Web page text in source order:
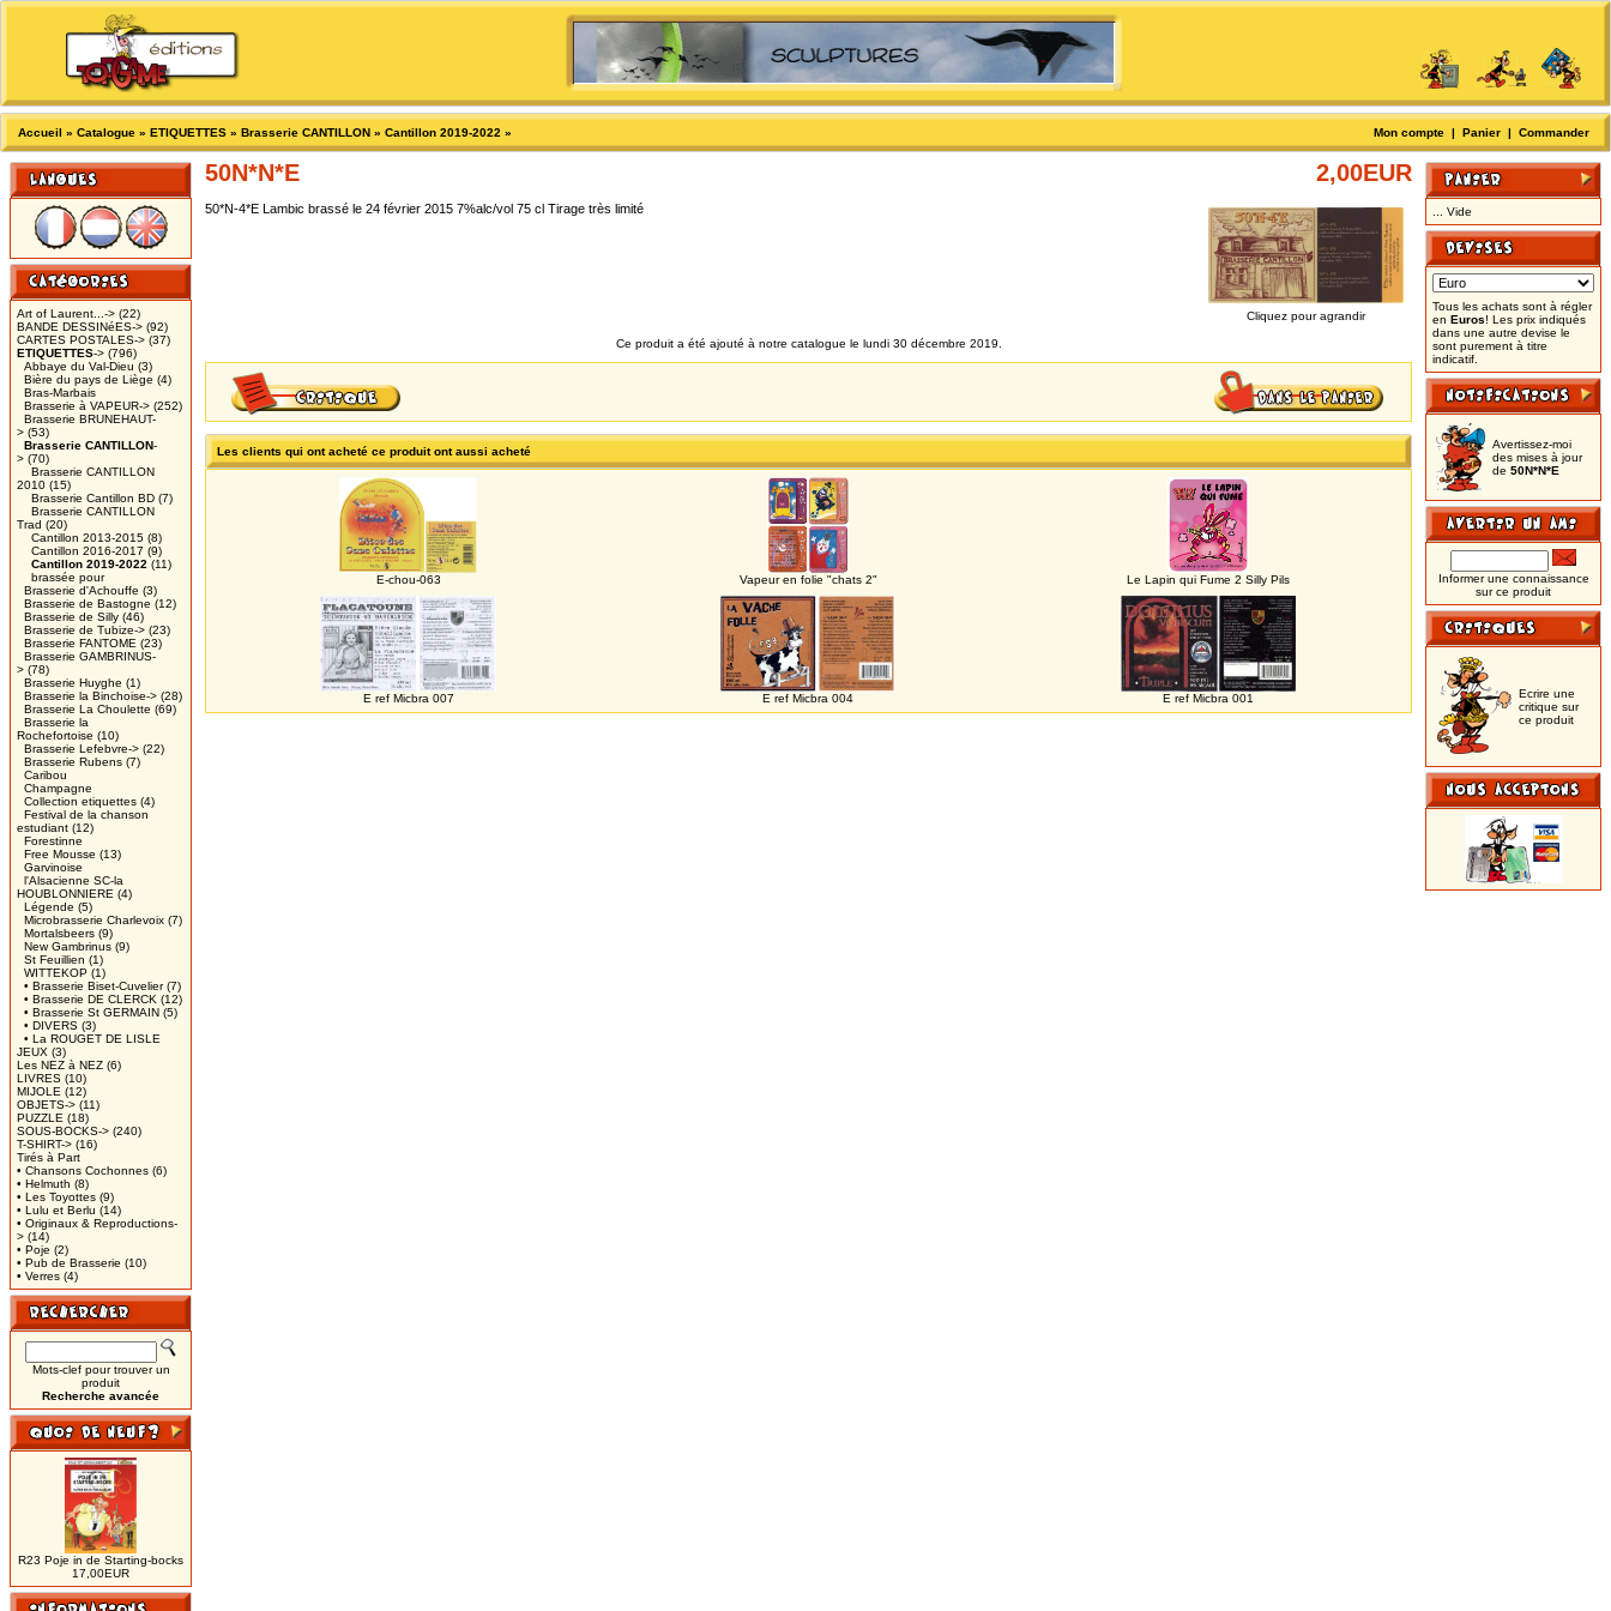
Accueil » Catalogue » ETIQUETTES » Brasserie CANTILLON » Cantillon 2019-2022 » Mon compte | Panier | Commander
Art of Laurent...-> (22)
BANDE DESSINéES-> (92)
CARTES POSTALES-> (37)
ETIQUETTES-> (796)
Abbaye du Val-Dieu (3)
Bière du pays de Liège (4)
Bras-Marbais
Brasserie à VAPEUR-> (252)
Brasserie BRUNEHAUT-
> (53)
Brasserie CANTILLON-
> (70)
Brasserie CANTILLON
2010 (15)
Brasserie Cantillon BD (7)
Brasserie CANTILLON
Trad (20)
Cantillon 2013-2015 (8)
Cantillon 2016-2017 (9)
Cantillon 2019-2022 (11)
brassée pour
Brasserie d'Achouffe (3)
Brasserie de Bastogne (12)
Brasserie de Silly (46)
Brasserie de Tubize-> (23)
Brasserie FANTOME (23)
Brasserie GAMBRINUS-
> (78)
Brasserie Huyghe (1)
Brasserie la Binchoise-> (28)
Brasserie La Choulette (69)
Brasserie la
Rochefortoise (10)
Brasserie Lefebvre-> (22)
Brasserie Rubens (7)
Caribou
Champagne
Collection etiquettes (4)
Festival de la chanson
estudiant (12)
Forestinne
Free Mousse (13)
Garvinoise
l'Alsacienne SC-la
HOUBLONNIERE (4)
Légende (5)
Microbrasserie Charlevoix (7)
Mortalsbeers (9)
New Gambrinus (9)
St Feuillien (1)
WITTEKOP (1)
• Brasserie Biset-Cuvelier(7)
• Brasserie DE CLERCK (12)
• Brasserie St GERMAIN (5)
• DIVERS (3)
• La ROUGET DE LISLE
JEUX (3)
Les NEZ à NEZ (6)
LIVRES (10)
MIJOLE (12)
OBJETS-> (11)
PUZZLE (18)
SOUS-BOCKS-> (240)
T-SHIRT-> (16)
Tirés à Part
• Chansons Cochonnes (6)
• Helmuth (8)
• Les Toyottes (9)
• Lulu et Berlu (14)
• Originaux & Reproductions-
> (14)
• Poje (2)
• Pub de Brasserie (10)
• Verres (4)
Mots-clef pour trouver un
produit
Recherche avancée
R23 Poje in de Starting-bocks
17,00EUR
50N*N*E 2,00EUR
Cliquez pour agrandir
50*N-4*E Lambic brassé le 24 février 2015 7%alc/vol 75 cl Tirage très limité
Ce produit a été ajouté à notre catalogue le lundi 30 décembre 2019.
Les clients qui ont acheté ce produit ont aussi acheté
E-chou-063 Vapeur en folie "chats 2" Le Lapin qui Fume 2 Silly Pils
E ref Micbra 007 E ref Micbra 004 E ref Micbra 001
... Vide
Tous les achats sont à régler
en Euros! Les prix indiqués
dans une autre devise le
sont purement à titre
indicatif.
Avertissez-moi
des mises à jour
de 50N*N*E
Informer une connaissance
sur ce produit
Ecrire une
critique sur
ce produit